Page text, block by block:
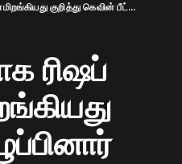
பீட்டர்சன் கேள்வி எழுப்பினார்
ரிஷப்